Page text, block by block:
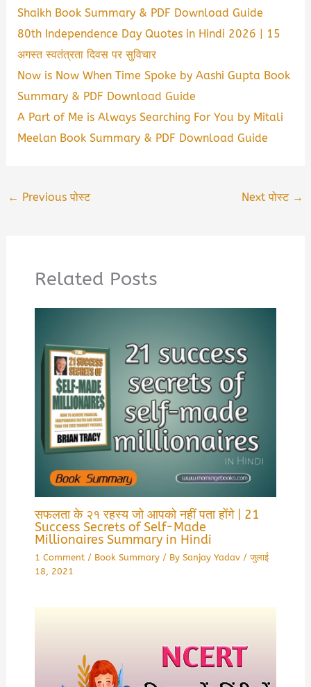
Shaikh Book Summary & PDF Download Guide
80th Independence Day Quotes in Hindi 2026 | 15
अगस्त स्वतंत्रता दिवस पर सुविचार
Now is Now When Time Spoke by Aashi Gupta Book
Summary & PDF Download Guide
A Part of Me is Always Searching For You by Mitali
Meelan Book Summary & PDF Download Guide
← Previous पोस्ट Next पोस्ट →
Related Posts
सफलता के २१ रहस्य जो आपको नहीं पता होंगे | 21
Success Secrets of Self-Made
Millionaires Summary in Hindi
1 Comment / Book Summary/ By Sanjay Yadav /जुलाई
18, 2021